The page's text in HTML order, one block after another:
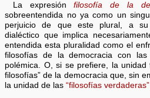
La expresiónfilosofía de la
sobreentendida no ya como un
perjuicio de que este plural, a
dialéctico que implica
entendida esta pluralidad como el
filosofías de la democracia con
polémica. O, si se prefiere, la unidad
filosofías” de la democracia que, sin
la unidad de las“filosofías verdaderas”